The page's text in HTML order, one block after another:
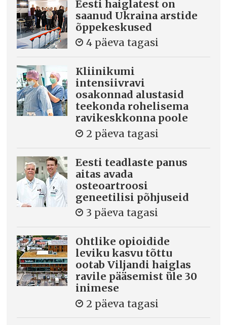
Eesti haiglatest on
saanud Ukraina arstide
õppekeskused
4 päeva tagasi
Kliinikumi
intensiivravi
osakonnad alustasid
teekonda rohelisema
ravikeskkonna poole
2 päeva tagasi
Eesti teadlaste panus
aitas avada
osteoartroosi
geneetilisi põhjuseid
3 päeva tagasi
Ohtlike opioidide
leviku kasvu tõttu
ootab Viljandi haiglas
ravile pääsemist üle 30
inimese
2 päeva tagasi